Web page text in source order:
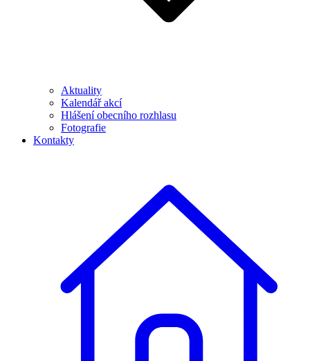
Aktuality
Kalendář akcí
Hlášení obecního rozhlasu
Fotografie
Kontakty